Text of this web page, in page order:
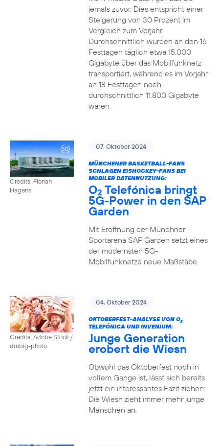
jemals zuvor. Dies entspricht einer
Steigerung von 30 Prozent im
Vergleich zum Vorjahr.
Durchschnittlich wurden an den 16
Festtagen täglich etwa 15.000
Gigabyte über das Mobilfunknetz
transportiert, während es im Vorjahr
an 18 Festtagen noch
durchschnittlich 11.800 Gigabyte
waren.
Credits: Florian
Hagena
07. Oktober 2024
MÜNCHENER BASKETBALL-FANS
SCHLAGEN EISHOCKEY-FANS BEI
MOBILER DATENNUTZUNG:
O2 Telefónica bringt
5G-Power in den SAP
Garden
Mit Eröffnung der Münchner
Sportarena SAP Garden setzt eines
der modernsten 5G-
Mobilfunknetze neue Maßstäbe.
Credits: Adobe Stock /
drubig-photo
04. Oktober 2024
OKTOBERFEST-ANALYSE VON O2
TELEFÓNICA UND INVENIUM:
Junge Generation
erobert die Wiesn
Obwohl das Oktoberfest noch in
vollem Gange ist, lässt sich bereits
jetzt ein interessantes Fazit ziehen:
Die Wiesn zieht immer mehr junge
Menschen an.